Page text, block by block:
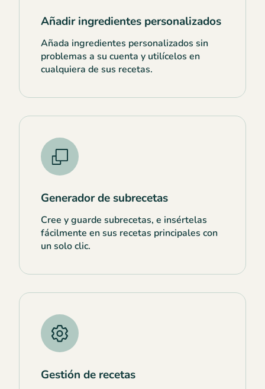
Añadir ingredientes personalizados
Añada ingredientes personalizados sin
problemas a su cuenta y utilícelos en
cualquiera de sus recetas.
Generador de subrecetas
Cree y guarde subrecetas, e insértelas
fácilmente en sus recetas principales con
un solo clic.
Gestión de recetas